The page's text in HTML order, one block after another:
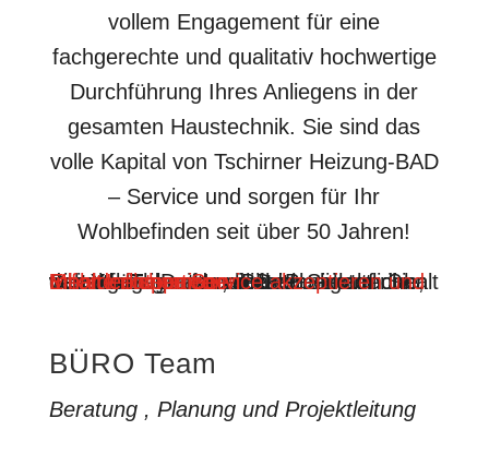
vollem Engagement für eine
fachgerechte und qualitativ hochwertige
Durchführung Ihres Anliegens in der
gesamten Haustechnik. Sie sind das
volle Kapital von Tschirner Heizung-BAD
– Service und sorgen für Ihr
Wohlbefinden seit über 50 Jahren!
Sie sehen gerade einen Platzhalterinhalt vonYouTube
. Um auf den eigentlichen Inhalt zuzugreifen, klicken Sie auf die Schaltfläche unten. Bitte beachten Sie, dass dabei Daten an Drittanbieter weitergegeben werden.
Mehr Informationen
Inhalt entsperren
Erforderlichen Service akzeptieren und Inhalte entsperren
BÜRO Team
Beratung , Planung und Projektleitung